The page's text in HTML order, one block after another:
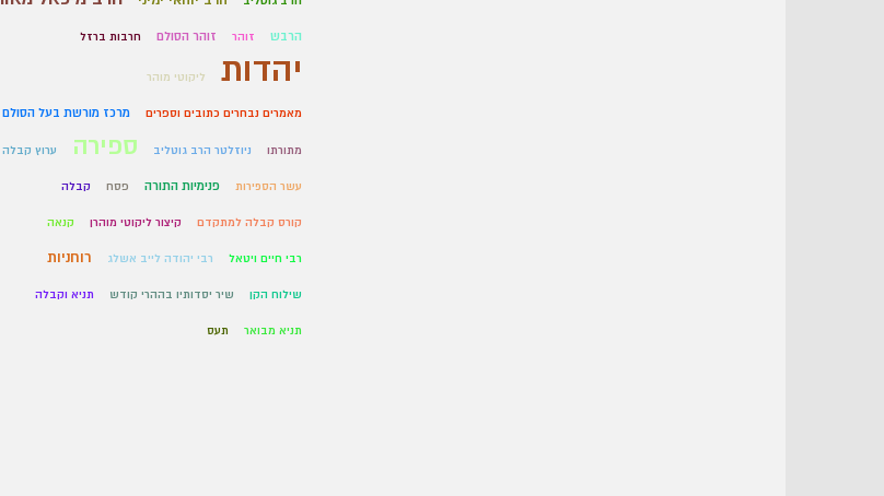
הרבש זוהר זוהר הסולם חרבות ברזל
יהדות ליקוטי מוהר
מאמרים נבחרים כתובים וספרים מרכז מורשת בעל הסולם
מתורתו ניוזלטר הרב גוטליב ספירה ערוץ קבלה
עשר הספירות פנימיות התורה פסח קבלה
קורס קבלה למתקדם קיצור ליקוטי מוהרן קנאה
רבי חיים ויטאל רבי יהודה לייב אשלג רוחניות
שילוח הקן שיר יסדותיו בההרי קודש תניא וקבלה
תניא מבואר תעס